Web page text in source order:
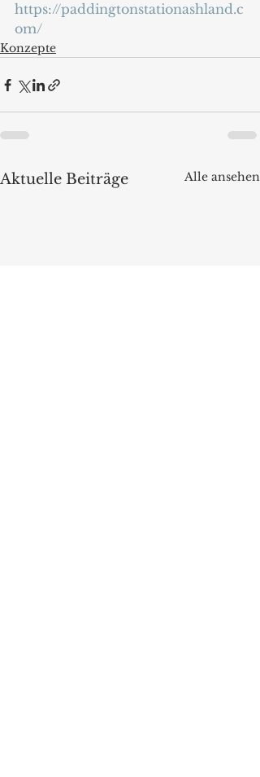
https://paddingtonstationashland.c
om/
Konzepte
Aktuelle Beiträge Alle ansehen